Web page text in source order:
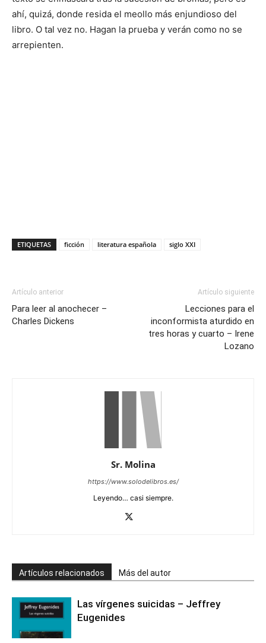
ahí, quizá, donde resida el meollo más enjundioso del
libro. O tal vez no. Hagan la prueba y verán como no se
arrepienten.
ETIQUETAS ficción literatura española siglo XXI
Artículo anterior
Para leer al anochecer –
Charles Dickens
Artículo siguiente
Lecciones para el
inconformista aturdido en
tres horas y cuarto – Irene
Lozano
Sr. Molina
https://www.solodelibros.es/
Leyendo… casi siempre.
Artículos relacionados Más del autor
Las vírgenes suicidas – Jeffrey
Eugenides